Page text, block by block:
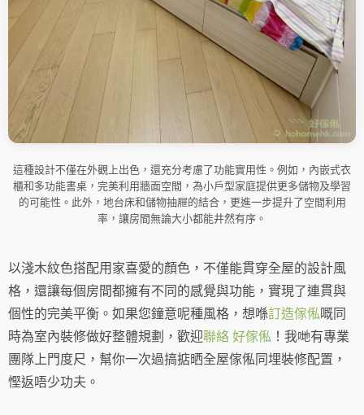
這種設計不僅在外觀上出色，還充分考慮了功能實用性。例如，內嵌式衣
櫃和多功能書桌，完美利用牆面空間，為小戶型家庭提供更多儲物及學習
的可能性。此外，地台床和儲物抽屜的結合，更進一步提升了空間利用
率，讓房間無論大小都能井然有序。
以淺木紋色搭配用家喜愛的顏色，不僅能貫穿全屋的設計風
格，還讓每個房間都擁有不同的感覺與功能，實現了連貫與
個性的完美平衡。如果您鐘意呢種風格，想喺訂造傢俬嘅同
時為室內裝修做好整體規劃，歡迎聯絡 好傢俬 ！我哋有專業
團隊上門度尺，幫你一次過搞掂晒全屋傢俬同埋裝修配置，
慳返唔少功夫。